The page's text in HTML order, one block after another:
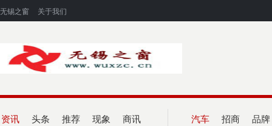
无锡之窗 关于我们
资讯 头条 推荐 现象 商讯 汽车 招商 品牌